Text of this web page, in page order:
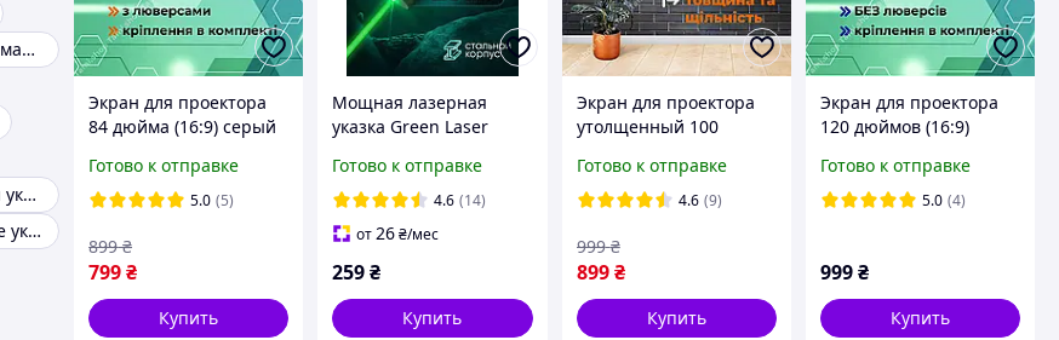
Магнитные доски маркерные
Мощная лазерная указка
Зеленые лазерные указки
Экран для проектора
84 дюйма (16:9) серый
светоотражющий с
люверсами и
Готово к отправке
5.0 (5)
799₴
899 ₴
Купить
Мощная лазерная
указка Green Laser
до 10000 м
Готово к отправке
4.6 (14)
от26₴/мес
259₴
Купить
Экран для проектора
утолщенный 100
окантовкой люверсами
и креплением
Готово к отправке
4.6 (9)
899 ₴
999 ₴
Купить
Экран для проектора
120 дюймов (16:9)
метализированный
рефлекторный
Готово к отправке
5.0 (4)
999₴
Купить